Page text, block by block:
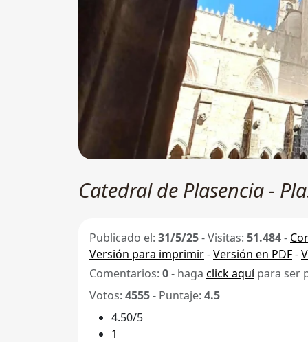
Catedral de Plasencia -
Publicado el: 31/5/25-Visitas: 51.484-
Versión para imprimir-Versión en PDF-
Comentarios: 0- haga click aquípara ser
Votos: 4555- Puntaje: 4.5
4.50/5
1